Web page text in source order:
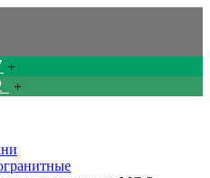
+
+